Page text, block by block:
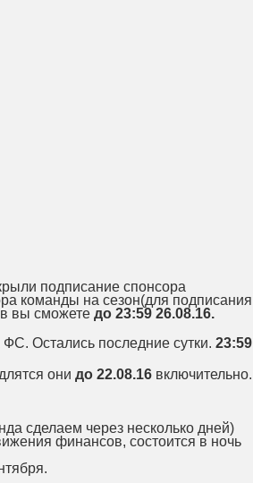
подписание спонсора
команды на сезон(для подписания
вы сможете до 23:59 26.08.16.
Остались последние сутки. 23:59
они до 22.08.16 включительно.
сделаем через несколько дней)
финансов, состоится в ночь